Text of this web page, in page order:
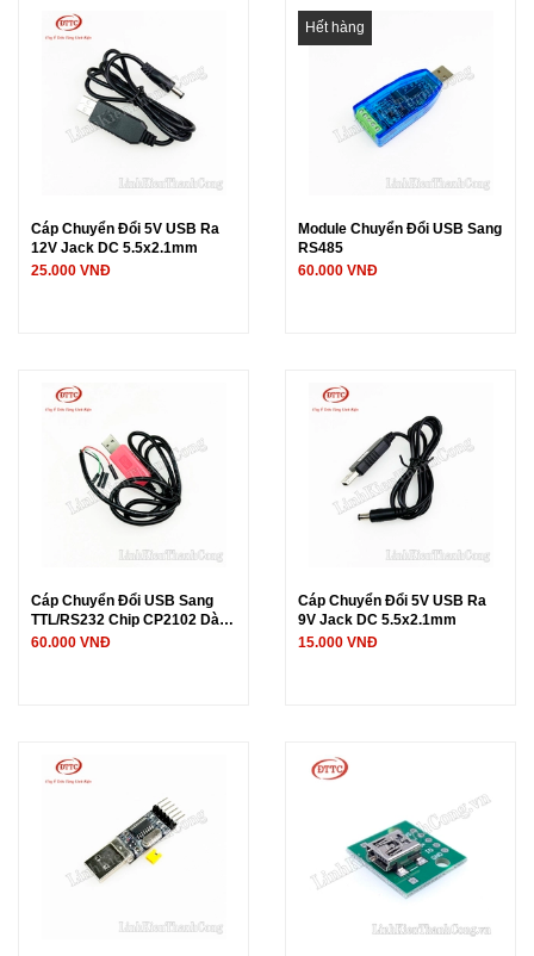
Cáp Chuyển Đổi 5V USB Ra
12V Jack DC 5.5x2.1mm
25.000 VNĐ
Hết hàng
Module Chuyển Đổi USB Sang
RS485
60.000 VNĐ
Cáp Chuyển Đổi USB Sang
TTL/RS232 Chip CP2102 Dài 1
Mét
60.000 VNĐ
Cáp Chuyển Đổi 5V USB Ra
9V Jack DC 5.5x2.1mm
15.000 VNĐ